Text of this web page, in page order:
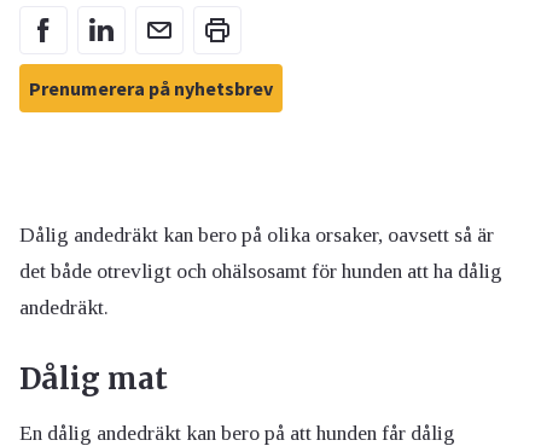
Prenumerera på nyhetsbrev
Dålig andedräkt kan bero på olika orsaker, oavsett så är
det både otrevligt och ohälsosamt för hunden att ha dålig
andedräkt.
Dålig mat
En dålig andedräkt kan bero på att hunden får dålig